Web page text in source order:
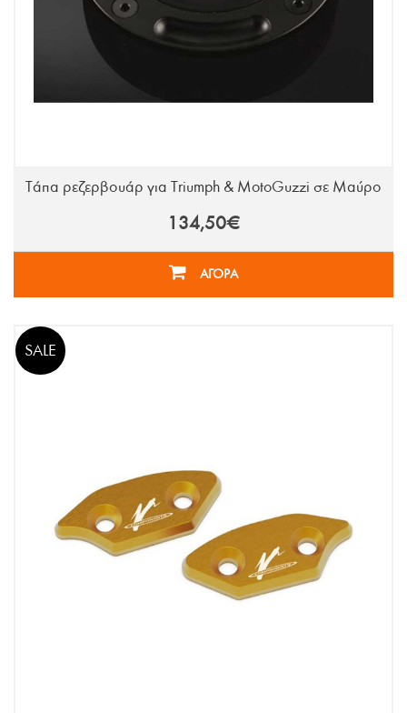
Τάπα ρεζερβουάρ για Triumph & MotoGuzzi σε Μαύρο
134,50€
ΑΓΟΡΑ
SALE